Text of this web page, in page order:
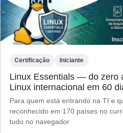
Certificação Iniciante
Linux Essentials — do zero
Linux internacional em 60
Para quem está entrando na TI e
reconhecido em 170 países no
tudo no navegador